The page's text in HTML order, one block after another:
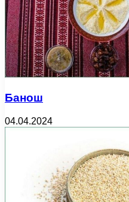
Банош
04.04.2024